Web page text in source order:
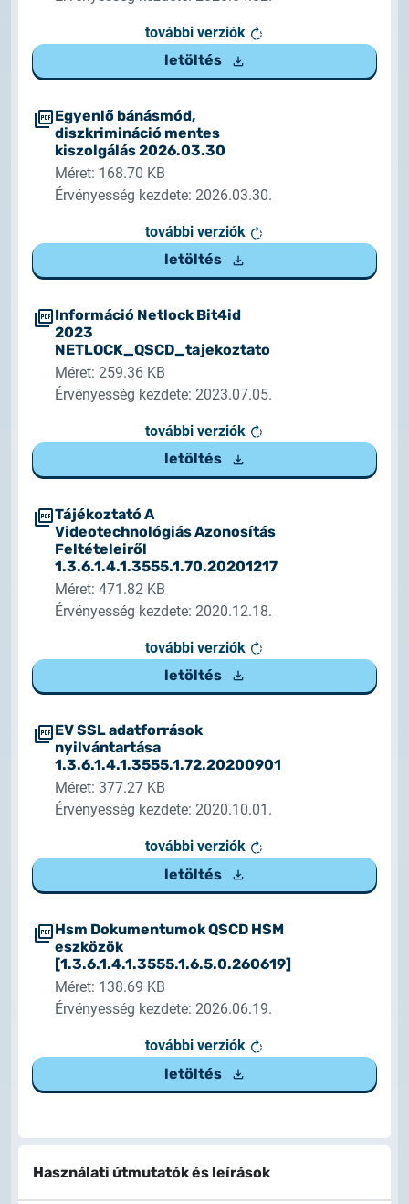
további verziók
letöltés
Egyenlő bánásmód,
diszkrimináció mentes
kiszolgálás 2026.03.30
Méret: 168.70 KB
Érvényesség kezdete: 2026.03.30.
további verziók
letöltés
Információ Netlock Bit4id
2023
NETLOCK_QSCD_tajekoztato
Méret: 259.36 KB
Érvényesség kezdete: 2023.07.05.
további verziók
letöltés
Tájékoztató A
Videotechnológiás Azonosítás
Feltételeiről
1.3.6.1.4.1.3555.1.70.20201217
Méret: 471.82 KB
Érvényesség kezdete: 2020.12.18.
további verziók
letöltés
EV SSL adatforrások
nyilvántartása
1.3.6.1.4.1.3555.1.72.20200901
Méret: 377.27 KB
Érvényesség kezdete: 2020.10.01.
további verziók
letöltés
Hsm Dokumentumok QSCD HSM
eszközök
[1.3.6.1.4.1.3555.1.6.5.0.260619]
Méret: 138.69 KB
Érvényesség kezdete: 2026.06.19.
további verziók
letöltés
Használati útmutatók és leírások